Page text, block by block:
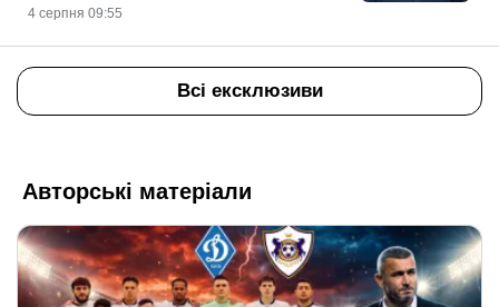
4 серпня 09:55
Всі ексклюзиви
Авторські матеріали